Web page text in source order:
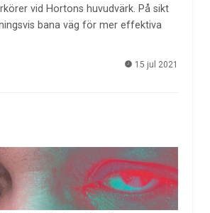
vid Hortons huvudvärk. På sikt
bana väg för mer effektiva
15 jul 2021